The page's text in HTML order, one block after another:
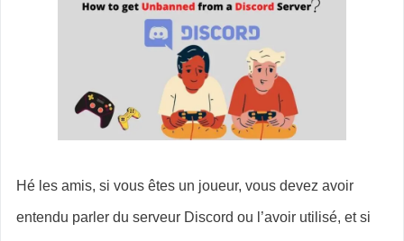
Hé les amis, si vous êtes un joueur, vous devez avoir
entendu parler du serveur Discord ou l’avoir utilisé, et si